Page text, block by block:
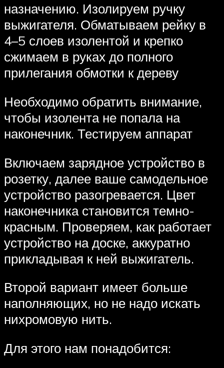
назначению. Изолируем ручку
выжигателя. Обматываем рейку в
4–5 слоев изолентой и крепко
сжимаем в руках до полного
прилегания обмотки к дереву
Необходимо обратить внимание,
чтобы изолента не попала на
наконечник. Тестируем аппарат
Включаем зарядное устройство в
розетку, далее ваше самодельное
устройство разогревается. Цвет
наконечника становится темно-
красным. Проверяем, как работает
устройство на доске, аккуратно
прикладывая к ней выжигатель.
Второй вариант имеет больше
наполняющих, но не надо искать
нихромовую нить.
Для этого нам понадобится: